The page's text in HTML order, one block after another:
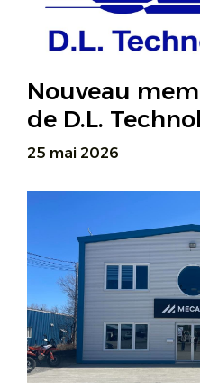
Nouveau
de D.L.
25 mai 2026